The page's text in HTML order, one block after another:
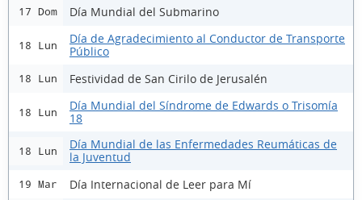
17 Dom Día Mundial del Submarino
18 Lun
Día de Agradecimiento al Conductor de Transporte
Público
18 Lun Festividad de San Cirilo de Jerusalén
18 Lun
Día Mundial del Síndrome de Edwards o Trisomía
18
18 Lun
Día Mundial de las Enfermedades Reumáticas de
la Juventud
19 Mar Día Internacional de Leer para Mí